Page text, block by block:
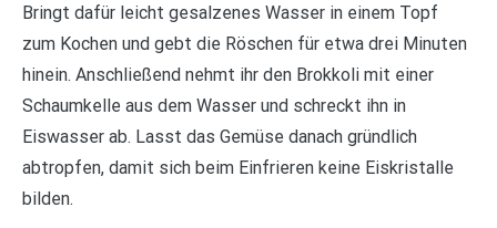
Bringt dafür leicht gesalzenes Wasser in einem Topf
zum Kochen und gebt die Röschen für etwa drei Minuten
hinein. Anschließend nehmt ihr den Brokkoli mit einer
Schaumkelle aus dem Wasser und schreckt ihn in
Eiswasser ab. Lasst das Gemüse danach gründlich
abtropfen, damit sich beim Einfrieren keine Eiskristalle
bilden.